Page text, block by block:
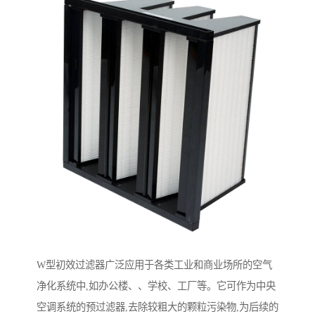
W型初效过滤器广泛应用于各类工业和商业场所的空气
净化系统中,如办公楼、、学校、工厂等。它可作为中央
空调系统的预过滤器,去除较粗大的颗粒污染物,为后续的